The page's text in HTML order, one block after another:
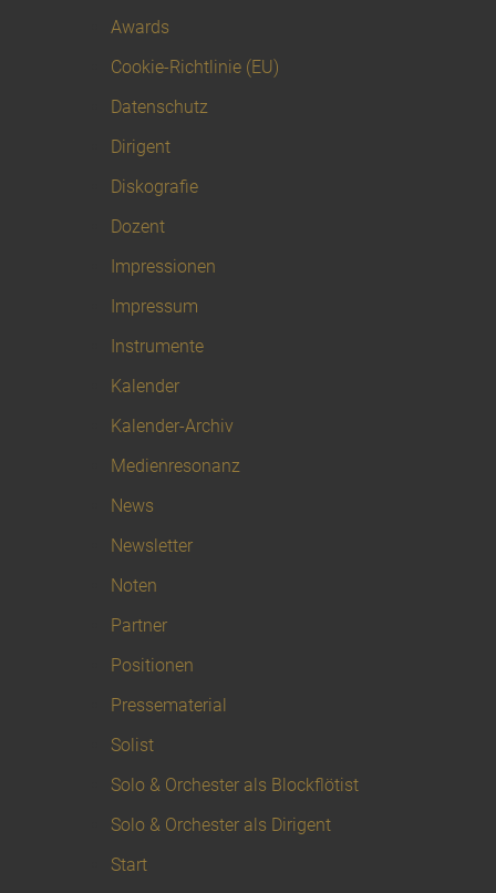
Awards
Cookie-Richtlinie (EU)
Datenschutz
Dirigent
Diskografie
Dozent
Impressionen
Impressum
Instrumente
Kalender
Kalender-Archiv
Medienresonanz
News
Newsletter
Noten
Partner
Positionen
Pressematerial
Solist
Solo & Orchester als Blockflötist
Solo & Orchester als Dirigent
Start